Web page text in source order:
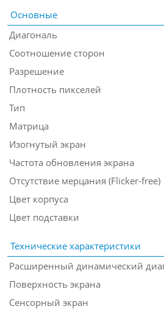
Основные
Диагональ
Соотношение сторон
Разрешение
Плотность пикселей
Тип
Матрица
Изогнутый экран
Частота обновления экрана
Отсутствие мерцания (Flicker-free)
Цвет корпуса
Цвет подставки
Технические характеристики
Расширенный динамический
Поверхность экрана
Сенсорный экран